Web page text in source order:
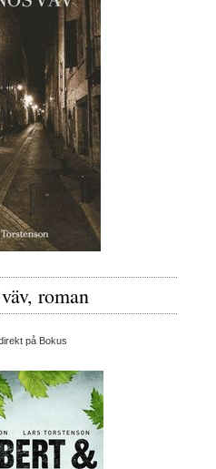
roman
på Bokus